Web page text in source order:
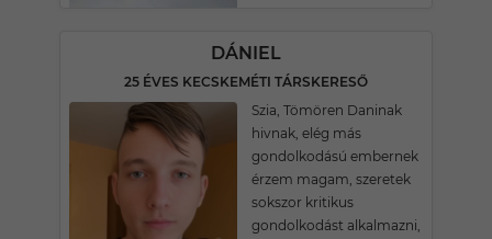
DÁNIEL
25 ÉVES KECSKEMÉTI TÁRSKERESŐ
Szia, Tömören Daninak
hivnak, elég más
gondolkodású embernek
érzem magam, szeretek
sokszor kritikus
gondolkodást alkalmazni,